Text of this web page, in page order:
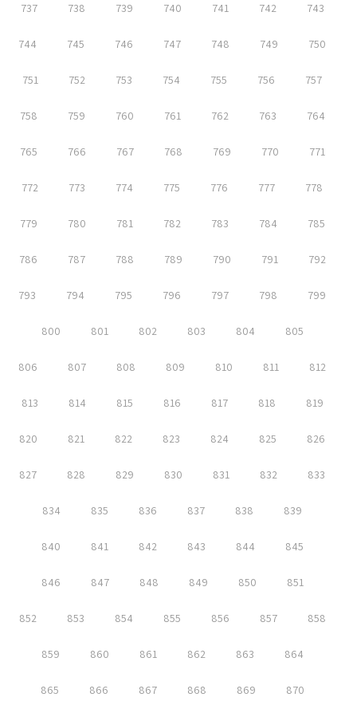
737 738 739 740 741 742 743
744 745 746 747 748 749 750
751 752 753 754 755 756 757
758 759 760 761 762 763 764
765 766 767 768 769 770 771
772 773 774 775 776 777 778
779 780 781 782 783 784 785
786 787 788 789 790 791 792
793 794 795 796 797 798 799
800 801 802 803 804 805
806 807 808 809 810 811 812
813 814 815 816 817 818 819
820 821 822 823 824 825 826
827 828 829 830 831 832 833
834 835 836 837 838 839
840 841 842 843 844 845
846 847 848 849 850 851
852 853 854 855 856 857 858
859 860 861 862 863 864
865 866 867 868 869 870